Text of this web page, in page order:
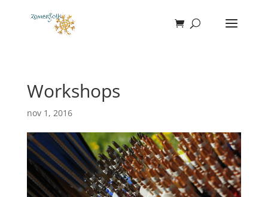
Workshops
nov 1, 2016